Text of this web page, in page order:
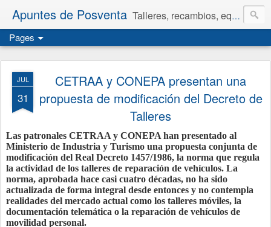
Apuntes de Posventa Talleres, recambios, equipamiento y neumáticos.
Pages
JUL
31
CETRAA y CONEPA presentan una
propuesta de modificación del Decreto de
Talleres
Las patronales CETRAA y CONEPA han presentado al
Ministerio de Industria y Turismo una propuesta conjunta de
modificación del Real Decreto 1457/1986, la norma que regula
la actividad de los talleres de reparación de vehículos. La
norma, aprobada hace casi cuatro décadas, no ha sido
actualizada de forma integral desde entonces y no contempla
realidades del mercado actual como los talleres móviles, la
documentación telemática o la reparación de vehículos de
movilidad personal.